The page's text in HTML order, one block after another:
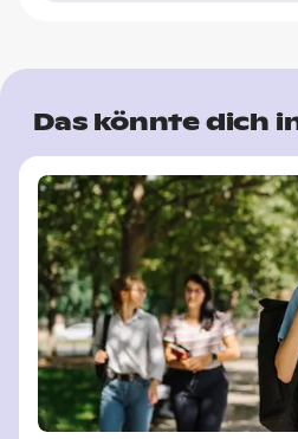
Das könnte dich